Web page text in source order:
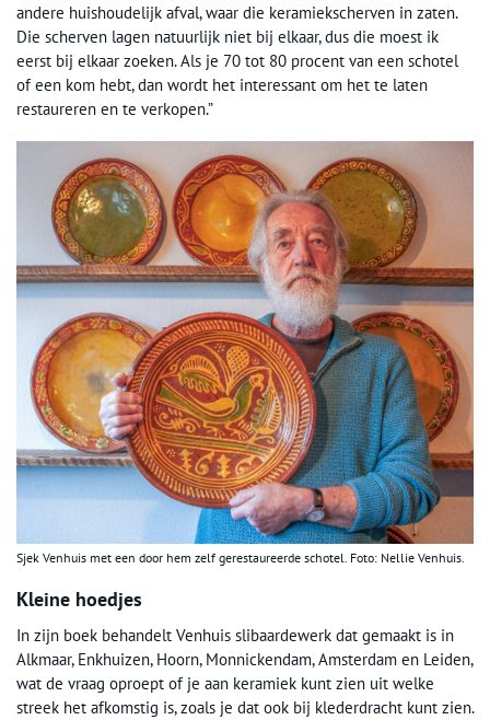
andere huishoudelijk afval, waar die keramiekscherven in zaten.
Die scherven lagen natuurlijk niet bij elkaar, dus die moest ik
eerst bij elkaar zoeken. Als je 70 tot 80 procent van een schotel
of een kom hebt, dan wordt het interessant om het te laten
restaureren en te verkopen.”
Sjek Venhuis met een door hem zelf gerestaureerde schotel. Foto: Nellie Venhuis.
Kleine hoedjes
In zijn boek behandelt Venhuis slibaardewerk dat gemaakt is in
Alkmaar, Enkhuizen, Hoorn, Monnickendam, Amsterdam en Leiden,
wat de vraag oproept of je aan keramiek kunt zien uit welke
streek het afkomstig is, zoals je dat ook bij klederdracht kunt zien.